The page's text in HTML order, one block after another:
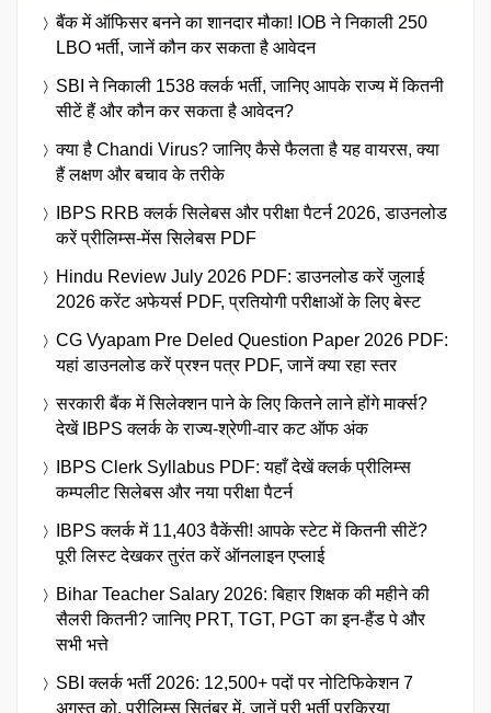
बैंक में ऑफिसर बनने का शानदार मौका! IOB ने निकाली 250
LBO भर्ती, जानें कौन कर सकता है आवेदन
SBI ने निकाली 1538 क्लर्क भर्ती, जानिए आपके राज्य में कितनी
सीटें हैं और कौन कर सकता है आवेदन?
क्या है Chandi Virus? जानिए कैसे फैलता है यह वायरस, क्या
हैं लक्षण और बचाव के तरीके
IBPS RRB क्लर्क सिलेबस और परीक्षा पैटर्न 2026, डाउनलोड
करें प्रीलिम्स-मेंस सिलेबस PDF
Hindu Review July 2026 PDF: डाउनलोड करें जुलाई
2026 करेंट अफेयर्स PDF, प्रतियोगी परीक्षाओं के लिए बेस्ट
CG Vyapam Pre Deled Question Paper 2026 PDF:
यहां डाउनलोड करें प्रश्न पत्र PDF, जानें क्या रहा स्तर
सरकारी बैंक में सिलेक्शन पाने के लिए कितने लाने होंगे मार्क्स?
देखें IBPS क्लर्क के राज्य-श्रेणी-वार कट ऑफ अंक
IBPS Clerk Syllabus PDF: यहाँ देखें क्लर्क प्रीलिम्स
कम्पलीट सिलेबस और नया परीक्षा पैटर्न
IBPS क्लर्क में 11,403 वैकेंसी! आपके स्टेट में कितनी सीटें?
पूरी लिस्ट देखकर तुरंत करें ऑनलाइन एप्लाई
Bihar Teacher Salary 2026: बिहार शिक्षक की महीने की
सैलरी कितनी? जानिए PRT, TGT, PGT का इन-हैंड पे और
सभी भत्ते
SBI क्लर्क भर्ती 2026: 12,500+ पदों पर नोटिफिकेशन 7
अगस्त को, प्रीलिम्स सितंबर में, जानें पूरी भर्ती प्रक्रिया